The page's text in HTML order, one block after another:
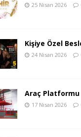
25 Nisan 2026
Kişiye Özel
24 Nisan 2026
Araç
17 Nisan 2026